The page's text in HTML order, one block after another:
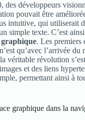
des développeurs
pouvait être
intuitive, qui utiliserait
simple texte. C’est ainsi
. Les premiers
qu’avec l’arrivée du
véritable révolution
et des liens
permettant ainsi à
graphique dans la